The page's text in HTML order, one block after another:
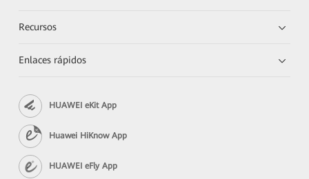
Recursos
Enlaces rápidos
HUAWEI eKit App
Huawei HiKnow App
HUAWEI eFly App